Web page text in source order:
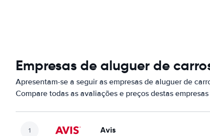
Empresas de aluguer de
Apresentam-se a seguir as empresas de aluguer de
Compare todas as avaliações e preços destas
Avis